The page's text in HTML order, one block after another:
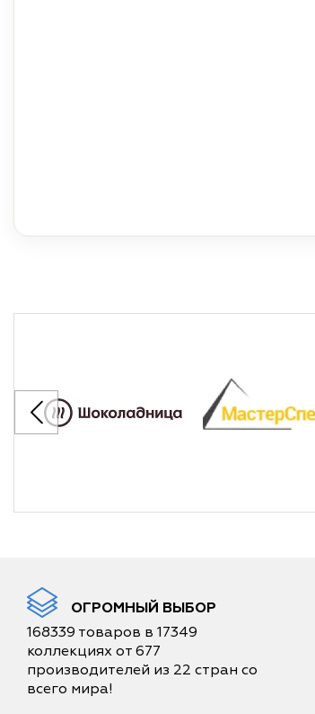
ОГРОМНЫЙ ВЫБОР
168339 товаров в 17349
коллекциях от 677
производителей из 22 стран со
всего мира!